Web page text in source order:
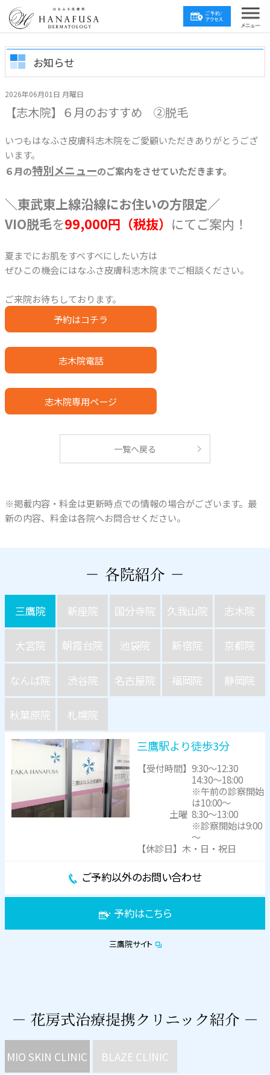
お知らせ
2026年06月01日 月曜日
【志木院】６月のおすすめ ②脱毛
いつもはなふさ皮膚科志木院をご愛顧いただきありがとうござ
います。
６月の特別メニューのご案内をさせていただきます。
＼東武東上線沿線にお住いの方限定／
VIO脱毛を99,000円（税抜） にてご案内！
夏までにお肌をすべすべにしたい方は
ぜひこの機会にはなふさ皮膚科志木院までご相談ください。
ご来院お待ちしております。
予約はコチラ
志木院電話
志木院専用ページ
一覧へ戻る
※掲載内容・料金は更新時点での情報の場合がございます。最
新の内容、料金は各院へお問合せください。
三鷹院 新座院 国分寺院 久我山院 志木院
大宮院 朝霞台院 池袋院 新宿院 京都院
なんば院 渋谷院 名古屋院 福岡院 静岡院
秋葉原院 札幌院
三鷹駅より徒歩3分
【受付時間】9:30～12:30
14:30～18:00
※午前の診察開始
は10:00～
土曜 8:30～13:00
※診察開始は9:00
～
【休診日】木・日・祝日
ご予約以外のお問い合わせ
予約はこちら
三鷹院サイト
MIO SKIN CLINIC BLAZE CLINIC